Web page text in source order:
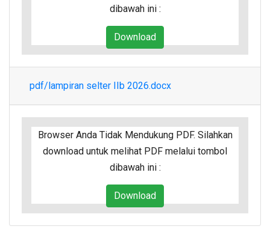
dibawah ini :
Download
pdf/lampiran selter IIb 2026.docx
Browser Anda Tidak Mendukung PDF. Silahkan
download untuk melihat PDF melalui tombol
dibawah ini :
Download